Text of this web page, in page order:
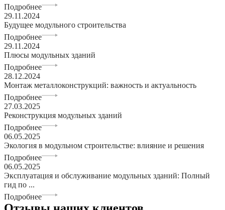
Подробнее
29.11.2024
Будущее модульного строительства
Подробнее
29.11.2024
Плюсы модульных зданий
Подробнее
28.12.2024
Монтаж металлоконструкций: важность и актуальность
Подробнее
27.03.2025
Реконструкция модульных зданий
Подробнее
06.05.2025
Экология в модульном строительстве: влияние и решения
Подробнее
06.05.2025
Эксплуатация и обслуживание модульных зданий: Полный
гид по ...
Подробнее